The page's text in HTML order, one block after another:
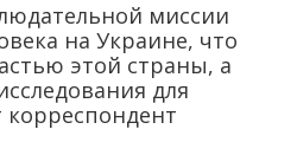
миссии
на Украине, что
этой страны, а
для
корреспондент